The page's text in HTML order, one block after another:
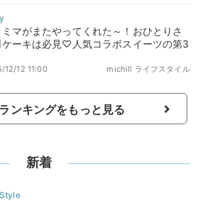
マがまたやってくれた～！おひとりさ
ケーキは必見♡人気コラボスイーツの第3
michill ライフスタイル
12/12 11:00
ンキングをもっと見る
新着